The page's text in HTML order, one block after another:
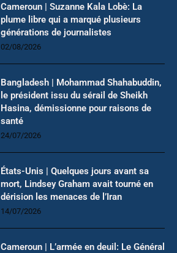
Cameroun | Suzanne Kala Lobè: La
plume libre qui a marqué plusieurs
générations de journalistes
02/08/2026
Bangladesh | Mohammad Shahabuddin,
le président issu du sérail de Sheikh
Hasina, démissionne pour raisons de
santé
24/07/2026
États-Unis | Quelques jours avant sa
mort, Lindsey Graham avait tourné en
dérision les menaces de l’Iran
14/07/2026
Cameroun | L’armée en deuil: Le Général